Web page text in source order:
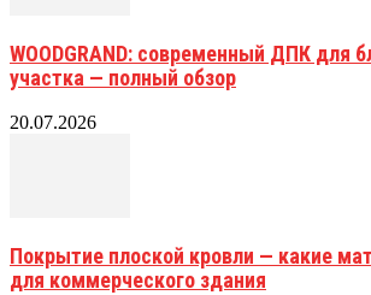
WOODGRAND: современный ДПК для
участка — полный обзор
20.07.2026
Покрытие плоской кровли — какие
для коммерческого здания